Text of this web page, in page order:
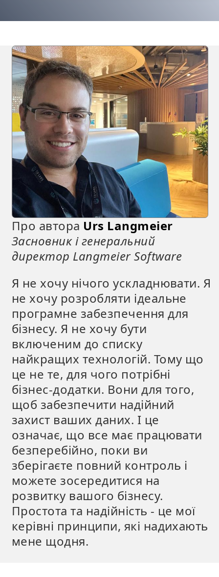
Про автора Urs Langmeier
Засновник і генеральний
директор Langmeier Software
Я не хочу нічого ускладнювати. Я
не хочу розробляти ідеальне
програмне забезпечення для
бізнесу. Я не хочу бути
включеним до списку
найкращих технологій. Тому що
це не те, для чого потрібні
бізнес-додатки. Вони для того,
щоб забезпечити надійний
захист ваших даних. І це
означає, що все має працювати
безперебійно, поки ви
зберігаєте повний контроль і
можете зосередитися на
розвитку вашого бізнесу.
Простота та надійність - це мої
керівні принципи, які надихають
мене щодня.